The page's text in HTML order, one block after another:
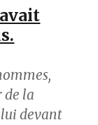
de la
devant